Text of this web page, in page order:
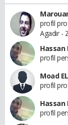
profil
Agadir -
Hassan
profil
Moad
profil
Hassan
profil